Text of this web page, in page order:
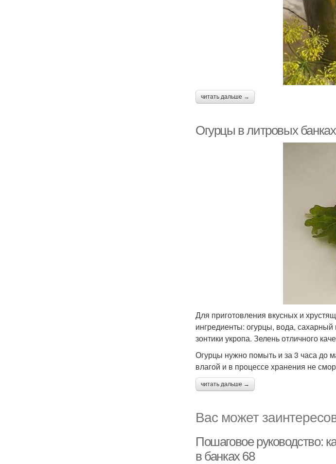
читать дальше →
Огурцы в литровых
Для приготовления вкусных и
ингредиенты: огурцы, вода, сахарный
зонтики укропа. Зелень отличного
Огурцы нужно помыть и за 3 часа до
влагой и в процессе хранения не
читать дальше →
Вас может
Пошаговое руководство:
в банках 68